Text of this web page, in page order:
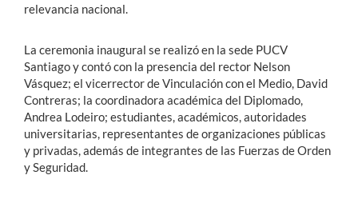
relevancia nacional.
La ceremonia inaugural se realizó en la sede PUCV
Santiago y contó con la presencia del rector Nelson
Vásquez; el vicerrector de Vinculación con el Medio, David
Contreras; la coordinadora académica del Diplomado,
Andrea Lodeiro; estudiantes, académicos, autoridades
universitarias, representantes de organizaciones públicas
y privadas, además de integrantes de las Fuerzas de Orden
y Seguridad.